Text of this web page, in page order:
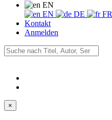
EN
EN
DE
FR
Kontakt
Anmelden
×